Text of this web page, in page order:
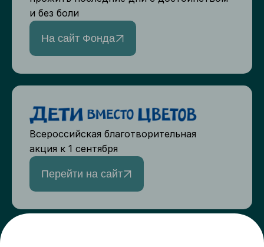
и без боли
На сайт Фонда
Всероссийская благотворительная
акция к 1 сентября
Перейти на сайт